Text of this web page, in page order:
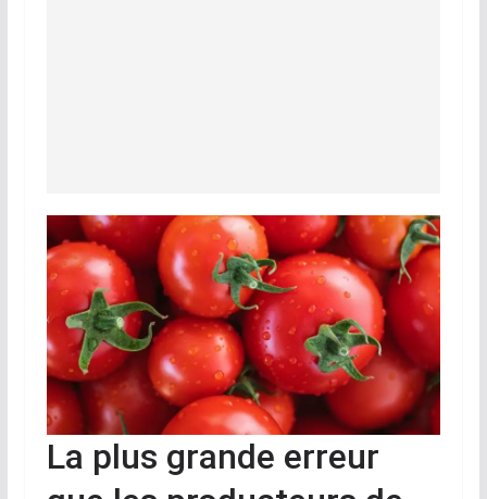
La plus grande erreur